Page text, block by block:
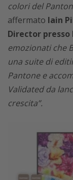
colori del
affermato Iain
Director presso
emozionati che
una suite di
Pantone e
Validated da
crescita”.